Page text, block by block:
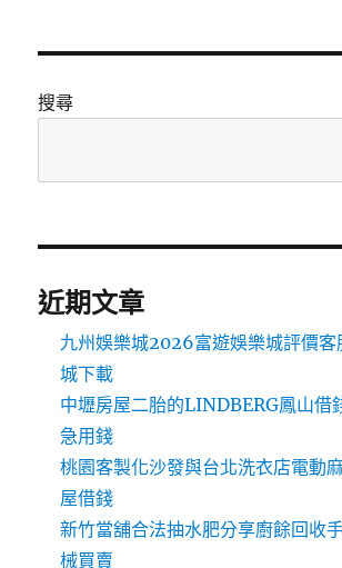
搜尋
近期文章
九州娛樂城2026富遊娛樂城評價客
城下載
中壢房屋二胎的LINDBERG鳳山借
急用錢
桃園客製化沙發與台北洗衣店電動
屋借錢
新竹當舖合法抽水肥分享廚餘回收
械買賣